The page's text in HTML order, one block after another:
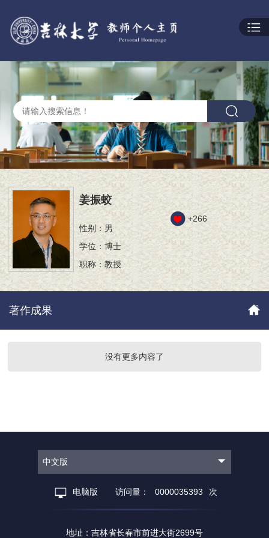
姜振蛟
性别：男
学位：博士
职称：教授
+266
著作成果
没有更多内容了
中文版
电脑版 访问量： 0000035393 次
地址：吉林省长春市前进大街2699号